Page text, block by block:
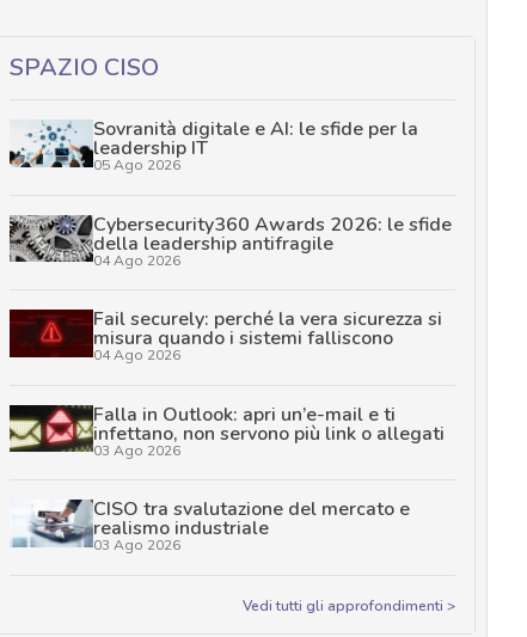
SPAZIO CISO
Sovranità digitale e AI: le sfide per la
leadership IT
05 Ago 2026
Cybersecurity360 Awards 2026: le sfide
della leadership antifragile
04 Ago 2026
Fail securely: perché la vera sicurezza si
misura quando i sistemi falliscono
04 Ago 2026
Falla in Outlook: apri un’e-mail e ti
infettano, non servono più link o allegati
03 Ago 2026
CISO tra svalutazione del mercato e
realismo industriale
03 Ago 2026
Vedi tutti gli approfondimenti >